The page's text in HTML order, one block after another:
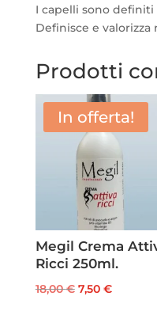
I capelli sono
Definisce e valorizza
Prodotti
In offerta!
Megil Crema
Ricci 250ml.
18,00€ Il
7,50 €Il